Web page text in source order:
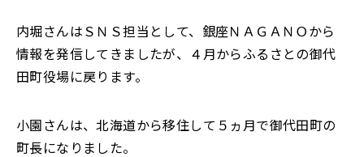
内堀さんはＳＮＳ担当として、銀座ＮＡＧＡＮＯから
情報を発信してきましたが、４月からふるさとの御代
田町役場に戻ります。
小園さんは、北海道から移住して５ヵ月で御代田町の
町長になりました。